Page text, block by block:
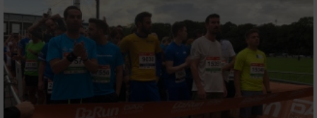
Partnerliste anzeigen (1 IAB-Anbieter)
Wir nutzen Ihre Daten für folgende Zwecke:
IAB-Verarbeitungszwecke:
Speichern von oder Zugriff auf Informationen
auf einem Endgerät